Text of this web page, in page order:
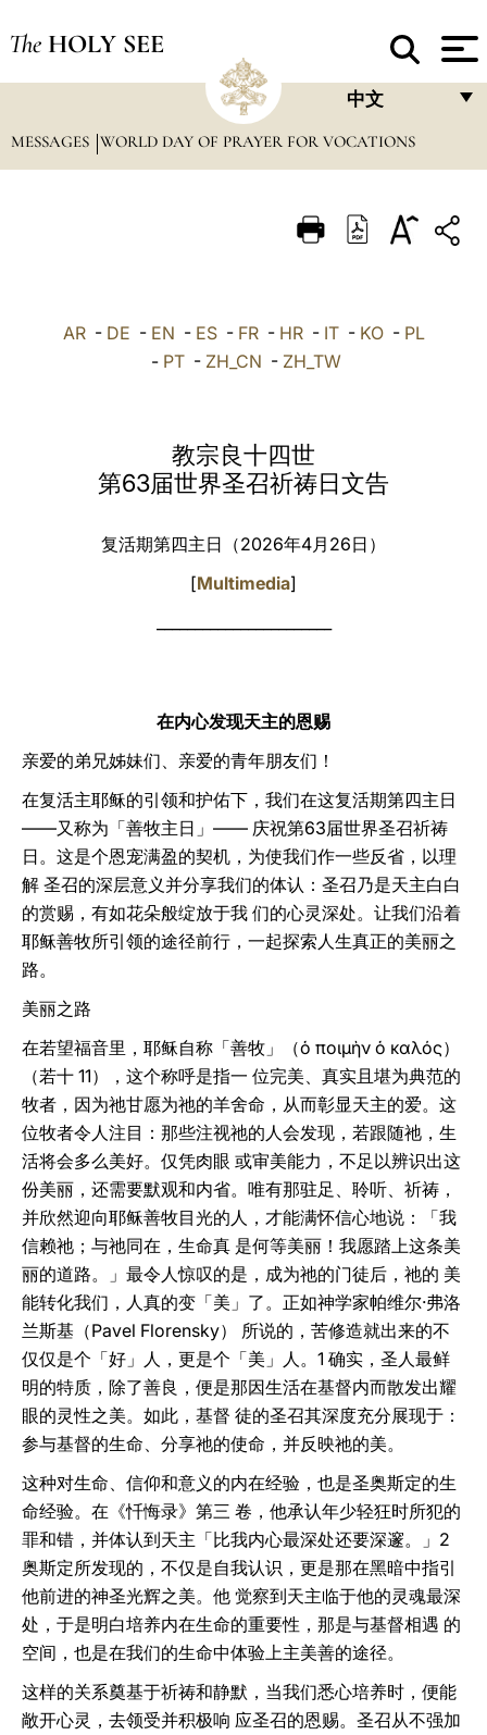
The HOLY SEE
中文
FRANÇAIS
ITALIANO
中文
MESSAGES WORLD DAY OF PRAYER FOR VOCATIONS
AR- DE - EN - ES- FR- HR- IT- KO- PL
- PT- ZH_CN - ZH_TW
教宗良十四世
第63届世界圣召祈祷日文告
复活期第四主日（2026年4月26日）
[Multimedia]
在内心发现天主的恩赐
亲爱的弟兄姊妹们、亲爱的青年朋友们！
在复活主耶稣的引领和护佑下，我们在这复活期第四主日
——又称为「善牧主日」—— 庆祝第63届世界圣召祈祷
日。这是个恩宠满盈的契机，为使我们作一些反省，以理
解 圣召的深层意义并分享我们的体认：圣召乃是天主白白
的赏赐，有如花朵般绽放于我 们的心灵深处。让我们沿着
耶稣善牧所引领的途径前行，一起探索人生真正的美丽之
路。
美丽之路
在若望福音里，耶稣自称「善牧」（ὁ ποιμὴν ὁ καλός）
（若十 11），这个称呼是指一 位完美、真实且堪为典范的
牧者，因为祂甘愿为祂的羊舍命，从而彰显天主的爱。这
位牧者令人注目：那些注视祂的人会发现，若跟随祂，生
活将会多么美好。仅凭肉眼 或审美能力，不足以辨识出这
份美丽，还需要默观和内省。唯有那驻足、聆听、祈祷，
并欣然迎向耶稣善牧目光的人，才能满怀信心地说：「我
信赖祂；与祂同在，生命真 是何等美丽！我愿踏上这条美
丽的道路。」最令人惊叹的是，成为祂的门徒后，祂的 美
能转化我们，人真的变「美」了。正如神学家帕维尔‧弗洛
兰斯基（Pavel Florensky） 所说的，苦修造就出来的不
仅仅是个「好」人，更是个「美」人。1 确实，圣人最鲜
明的特质，除了善良，便是那因生活在基督内而散发出耀
眼的灵性之美。如此，基督 徒的圣召其深度充分展现于：
参与基督的生命、分享祂的使命，并反映祂的美。
这种对生命、信仰和意义的内在经验，也是圣奥斯定的生
命经验。在《忏悔录》第三 卷，他承认年少轻狂时所犯的
罪和错，并体认到天主「比我内心最深处还要深邃。」2
奥斯定所发现的，不仅是自我认识，更是那在黑暗中指引
他前进的神圣光辉之美。他 觉察到天主临于他的灵魂最深
处，于是明白培养内在生命的重要性，那是与基督相遇 的
空间，也是在我们的生命中体验上主美善的途径。
这样的关系奠基于祈祷和静默，当我们悉心培养时，便能
敞开心灵，去领受并积极响 应圣召的恩赐。圣召从不强加